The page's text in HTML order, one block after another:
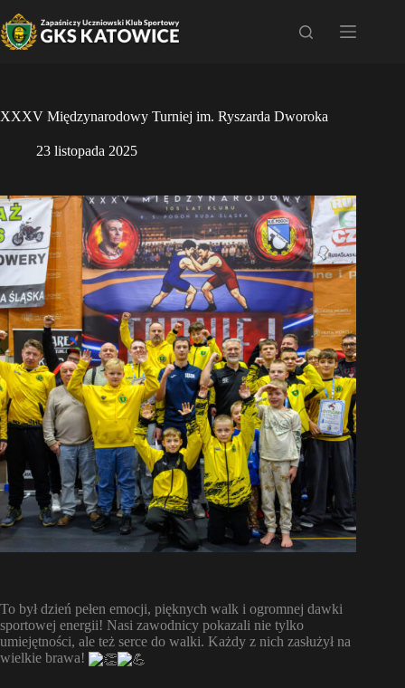
do
treści
XXXV Międzynarodowy Turniej im. Ryszarda Dworoka
23 listopada 2025
To był dzień pełen emocji, pięknych walk i ogromnej dawki
sportowej energii! Nasi zawodnicy pokazali nie tylko
umiejętności, ale też serce do walki. Każdy z nich zasłużył na
wielkie brawa!